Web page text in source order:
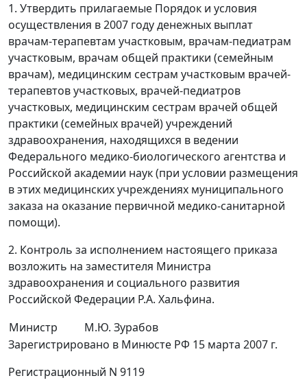
1. Утвердить прилагаемые Порядок и условия
осуществления в 2007 году денежных выплат
врачам-терапевтам участковым, врачам-педиатрам
участковым, врачам общей практики (семейным
врачам), медицинским сестрам участковым врачей-
терапевтов участковых, врачей-педиатров
участковых, медицинским сестрам врачей общей
практики (семейных врачей) учреждений
здравоохранения, находящихся в ведении
Федерального медико-биологического агентства и
Российской академии наук (при условии размещения
в этих медицинских учреждениях муниципального
заказа на оказание первичной медико-санитарной
помощи).
2. Контроль за исполнением настоящего приказа
возложить на заместителя Министра
здравоохранения и социального развития
Российской Федерации Р.А. Хальфина.
Министр
М.Ю. Зурабов
Зарегистрировано в Минюсте РФ 15 марта 2007 г.
Регистрационный N 9119